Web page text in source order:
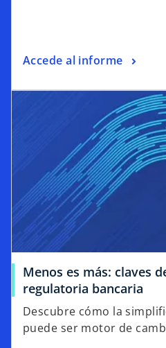
Accede al informe
Menos es más: claves
regulatoria bancaria
Descubre cómo la
puede ser motor de